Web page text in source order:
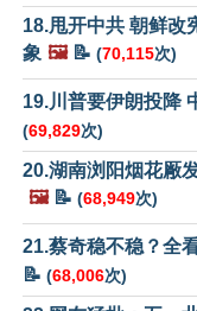
18.甩开中共 朝鲜改
象 🖼️📝 (70,115次)
19.川普要伊朗投降
(69,829次)
20.湖南浏阳烟花厰
🖼️📝 (68,949次)
21.蔡奇稳不稳？全
📝 (68,006次)